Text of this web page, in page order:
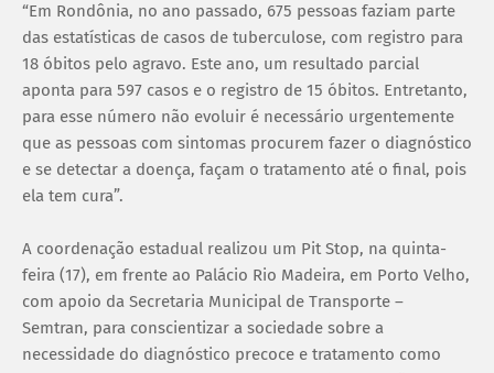
“Em Rondônia, no ano passado, 675 pessoas faziam parte
das estatísticas de casos de tuberculose, com registro para
18 óbitos pelo agravo. Este ano, um resultado parcial
aponta para 597 casos e o registro de 15 óbitos. Entretanto,
para esse número não evoluir é necessário urgentemente
que as pessoas com sintomas procurem fazer o diagnóstico
e se detectar a doença, façam o tratamento até o final, pois
ela tem cura”.
A coordenação estadual realizou um Pit Stop, na quinta-
feira (17), em frente ao Palácio Rio Madeira, em Porto Velho,
com apoio da Secretaria Municipal de Transporte –
Semtran, para conscientizar a sociedade sobre a
necessidade do diagnóstico precoce e tratamento como